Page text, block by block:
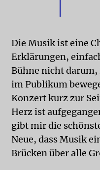
Die Musik ist eine
Erklärungen,
Bühne nicht
im Publikum
Konzert kurz zur
Herz ist
gibt mir die
Neue, dass Musik
Brücken über alle